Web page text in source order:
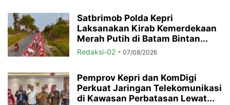
Satbrimob Polda Kepri
Laksanakan Kirab Kemerdekaan
Merah Putih di Batam Bintan...
Redaksi-02 - 07/08/2026
Pemprov Kepri dan KomDigi
Perkuat Jaringan Telekomunikasi
di Kawasan Perbatasan Lewat...